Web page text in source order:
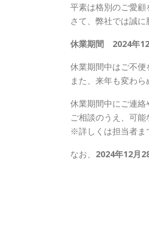
平素は格別のご愛顧
さて、弊社では誠
休業期間
2024年
休業期間中はご不便
また、来年も変わ
休業期間中にご連絡
ご相談のうえ、可能
※詳しくは担当者ま
なお、 2024年12月